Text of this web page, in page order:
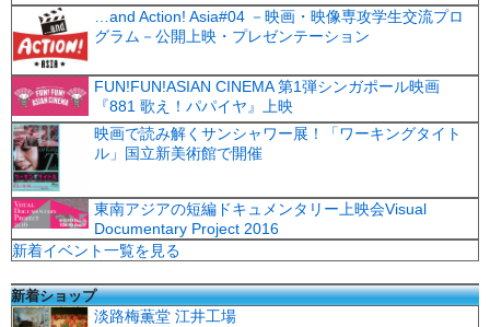
…and Action! Asia#04 －映画・映像専攻学生交流プロ
グラム－公開上映・プレゼンテーション
FUN!FUN!ASIAN CINEMA 第1弾シンガポール映画
『881 歌え！パパイヤ』上映
映画で読み解くサンシャワー展！「ワーキングタイト
ル」国立新美術館で開催
東南アジアの短編ドキュメンタリー上映会Visual
Documentary Project 2016
新着イベント一覧を見る
新着ショップ
淡路梅薫堂 江井工場